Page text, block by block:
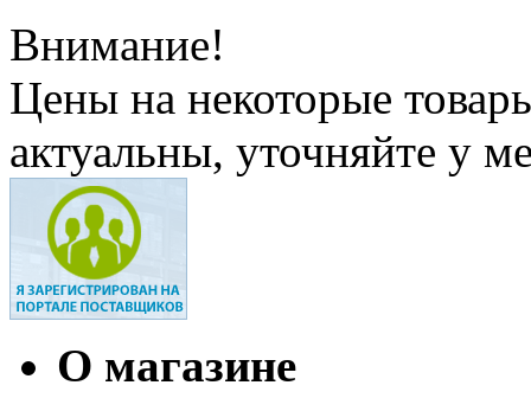
Внимание!
Цены на некоторые
актуальны, уточняйте у
О магазине